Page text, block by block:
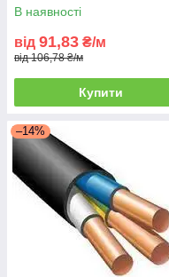
В наявності
від 91,83 ₴/м
від 106,78 ₴/м
Купити
–14%